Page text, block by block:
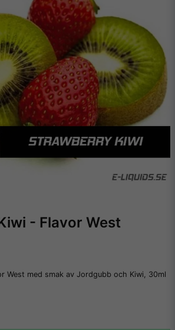
- Flavor West
West med smak av Jordgubb och Kiwi, 30ml